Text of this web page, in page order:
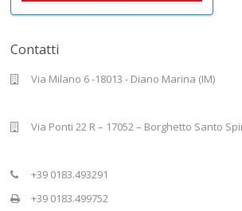
Contatti
Via Milano 6 -18013 - Diano Marina (IM)
Via Ponti 22 R – 17052 – Borghetto Santo
+39 0183.493291
+39 0183.499752